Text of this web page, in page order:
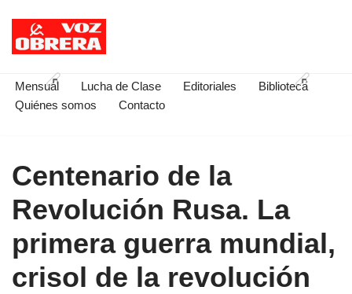
Saltar
contenido
Mensual Lucha de Clase Editoriales
Biblioteca
Quiénes somos
Contacto
Centenario de la
Revolución Rusa. La
primera guerra mundial,
crisol de la revolución